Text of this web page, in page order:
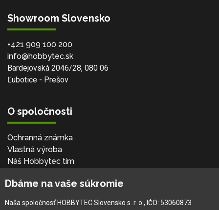
Showroom Slovensko
+421 909 100 200
info@hobbytec.sk
Bardejovská 2046/28, 080 06
Ľubotice - Prešov
O spoločnosti
Ochranná známka
Vlastná výroba
Náš Hobbytec tím
Naša história
Dbáme na vaše súkromie
Naša spoločnosť HOBBYTEC Slovensko s. r. o., IČO: 53060873